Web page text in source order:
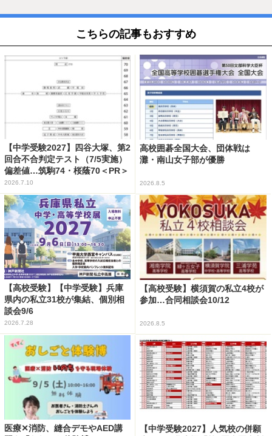
こちらの記事もおすすめ
【中学受験2027】四谷大塚、第2
回合不合判定テスト（7/5実施）
偏差値…筑駒74・桜蔭70＜PR＞
2026.7.10
高校囲碁全国大会、団体戦は
灘・南山女子部が優勝
2026.8.5
【高校受験】【中学受験】兵庫
県内の私立31校が集結、個別相
談会9/6
2026.7.28
【高校受験】横須賀の私立4校が
参加…合同相談会10/12
2026.8.5
医療✕消防、縫合デモやAED講
【中学受験2027】人気校の併願